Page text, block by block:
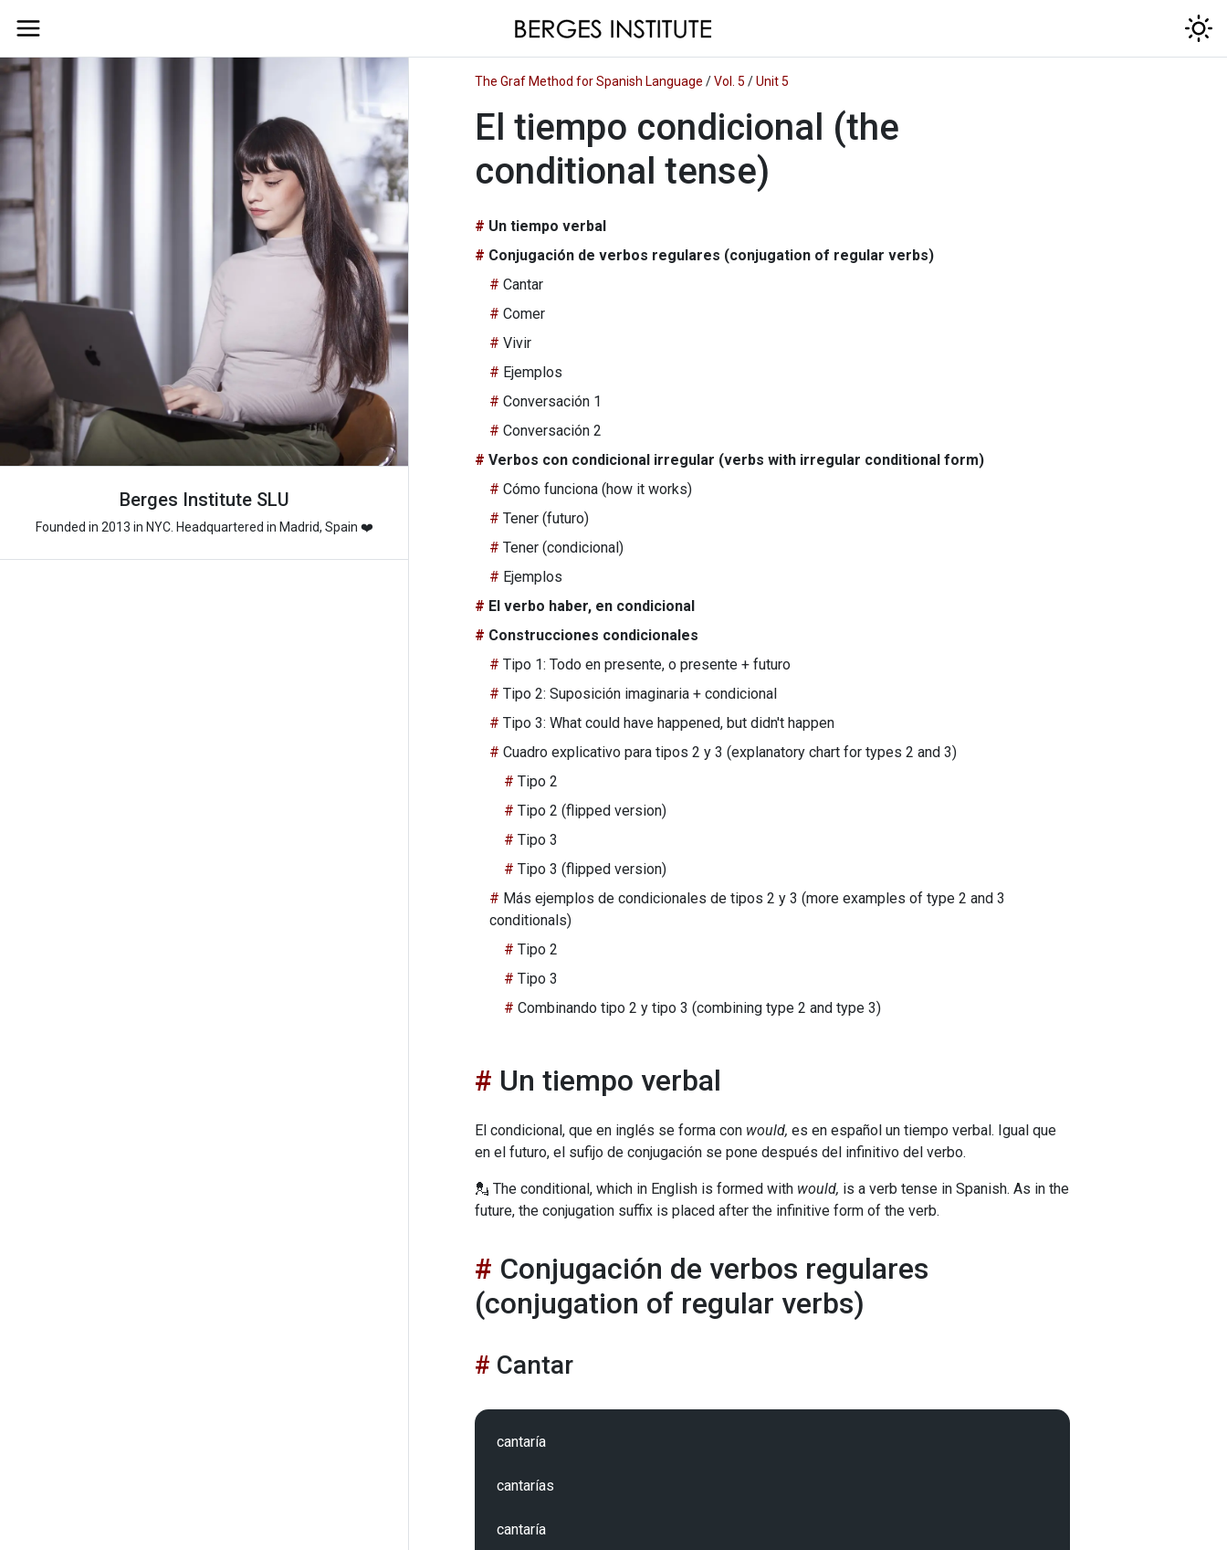
Berges Institute SLU
Founded in 2013 in NYC. Headquartered in Madrid, Spain ❤️
The Graf Method for Spanish Language /Vol. 5 /Unit 5
El tiempo condicional (the
conditional tense)
Un tiempo verbal
Conjugación de verbos regulares (conjugation of regular verbs)
Cantar
Comer
Vivir
Ejemplos
Conversación 1
Conversación 2
Verbos con condicional irregular (verbs with irregular conditional form)
Cómo funciona (how it works)
Tener (futuro)
Tener (condicional)
Ejemplos
El verbo haber, en condicional
Construcciones condicionales
Tipo 1: Todo en presente, o presente + futuro
Tipo 2: Suposición imaginaria + condicional
Tipo 3: What could have happened, but didn't happen
Cuadro explicativo para tipos 2 y 3 (explanatory chart for types 2 and 3)
Tipo 2
Tipo 2 (flipped version)
Tipo 3
Tipo 3 (flipped version)
Más ejemplos de condicionales de tipos 2 y 3 (more examples of type 2 and 3
conditionals)
Tipo 2
Tipo 3
Combinando tipo 2 y tipo 3 (combining type 2 and type 3)
Un tiempo verbal
El condicional, que en inglés se forma con would, es en español un tiempo verbal. Igual que
en el futuro, el sufijo de conjugación se pone después del infinitivo del verbo.
💂 The conditional, which in English is formed with would, is a verb tense in Spanish. As in the
future, the conjugation suffix is placed after the infinitive form of the verb.
Conjugación de verbos regulares
(conjugation of regular verbs)
Cantar
cantaría
cantarías
cantaría